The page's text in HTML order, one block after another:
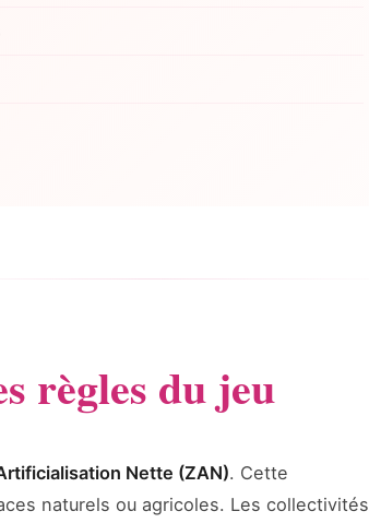
règles du jeu
Nette (ZAN). Cette
naturels ou agricoles. Les collectivités